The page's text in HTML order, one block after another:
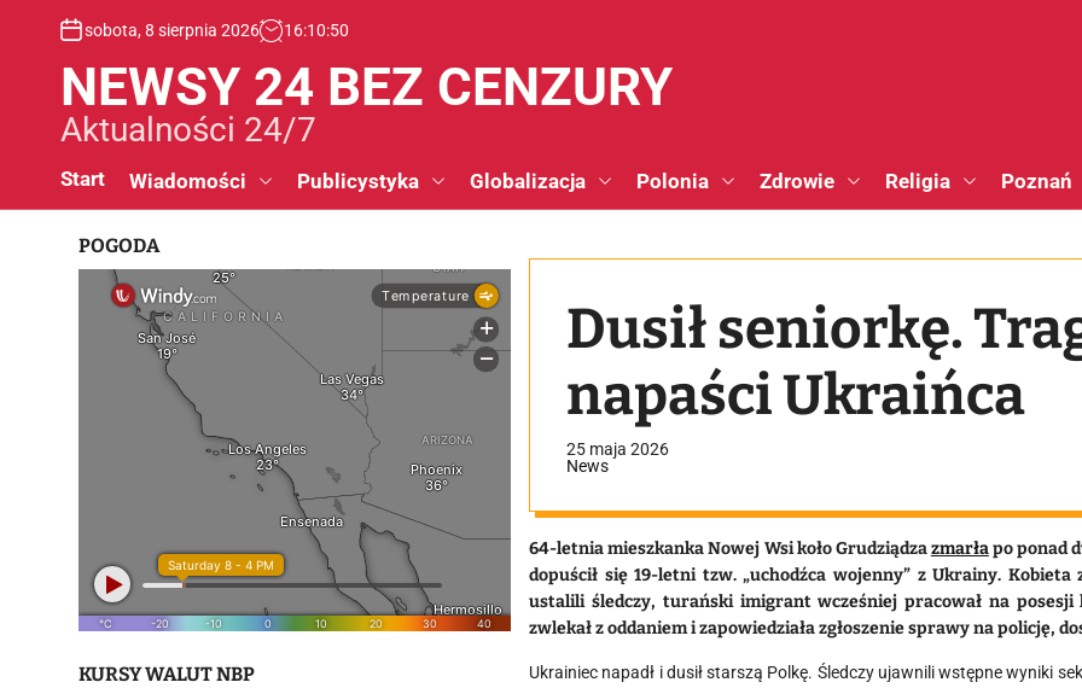
sobota, 8 sierpnia 2026 16:10:51
NEWSY 24 BEZ CENZURY
Aktualności 24/7
Start Wiadomości Publicystyka Globalizacja Polonia Zdrowie Religia Poznań
Dusił seniorkę.
napaści Ukraińca
25 maja 2026
News
64-letnia mieszkanka Nowej Wsi koło Grudziądzazmarłapo ponad
dopuścił się 19-letni tzw. „uchodźca wojenny” z Ukrainy.
ustalili śledczy, turański imigrant wcześniej pracował na
zwlekał z oddaniem i zapowiedziała zgłoszenie sprawy na policję,
Ukrainiec napadł i dusił starszą Polkę. Śledczy ujawnili wstępne wyniki
POGODA
KURSY WALUT NBP